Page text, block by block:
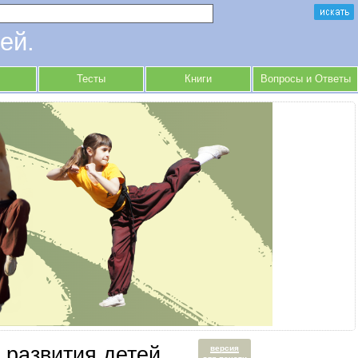
Тесты Книги Вопросы и Ответы
версия